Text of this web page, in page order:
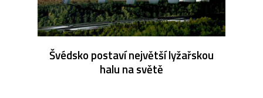
Švédsko postaví největší lyžařskou
halu na světě